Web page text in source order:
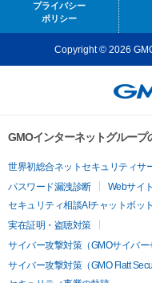
プライバシー
ポリシー
Copyright © 2026
GMOインターネットグルー
世界初総合ネットセキュリティサ
パスワード漏洩診断
Webサイ
セキュリティ相談AIチャットボット
実在証明・盗聴対策
サイバー攻撃対策（GMOサイバー
サイバー攻撃対策（GMO Flatt